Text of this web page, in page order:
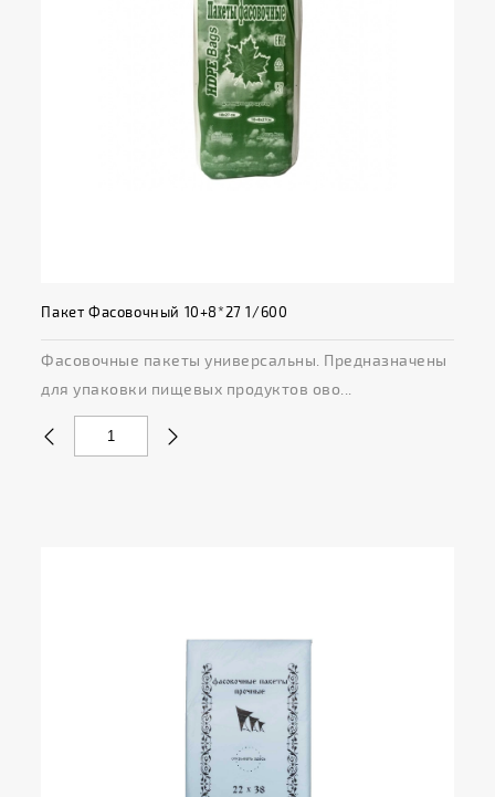
Пакет Фасовочный 10+8*27 1/600
Фасовочные пакеты универсальны. Предназначены
для упаковки пищевых продуктов ово...